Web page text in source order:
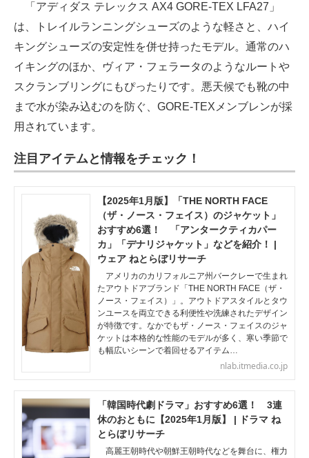
「アディダス テレックス AX4 GORE-TEX LFA27」
は、トレイルランニングシューズのような軽さと、ハイ
キングシューズの安定性を併せ持ったモデル。通常のハ
イキングのほか、ヴィア・フェラータのようなルートや
スクランブリングにもぴったりです。悪天候でも靴の中
まで水が染み込むのを防ぐ、GORE-TEXメンブレンが採
用されています。
注目アイテムと情報をチェック！
【2025年1月版】「THE NORTH FACE
（ザ・ノース・フェイス）のジャケット」
おすすめ6選！ 「アンタークティカパー
カ」「デナリジャケット」などを紹介！ |
ウェア ねとらぼリサーチ
アメリカのカリフォルニア州バークレーで生まれ
たアウトドアブランド「THE NORTH FACE（ザ・
ノース・フェイス）」。アウトドアスタイルとタウ
ンユースを両立できる利便性や洗練されたデザイン
が特徴です。なかでもザ・ノース・フェイスのジャ
ケットは本格的な性能のモデルが多く、寒い季節で
も幅広いシーンで着回せるアイテム…
nlab.itmedia.co.jp
「韓国時代劇ドラマ」おすすめ6選！ 3連
休のおともに【2025年1月版】 | ドラマ ね
とらぼリサーチ
高麗王朝時代や朝鮮王朝時代などを舞台に、権力